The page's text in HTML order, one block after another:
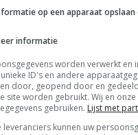
op een apparaat
informatie
worden verwerkt en
ID's en andere
door, geopend door en
site worden gebruikt. Wij en
gebruiken. Lijst met
leveranciers kunnen uw